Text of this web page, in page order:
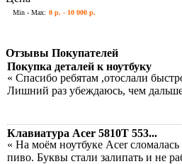
Min - Max: 0 р. - 10 000 р.
Отзывы Покупателей
Покупка деталей к ноутбуку
« Спасибо ребятам ,отослали
Лишний раз убеждаюсь, чем
Клавиатура Acer 5810T 553...
« На моём ноутбуке Acer
пиво. Буквы стали залипать и не